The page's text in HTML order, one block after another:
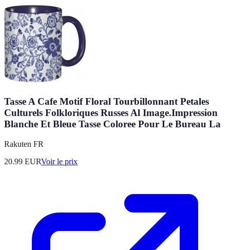
Tasse A Cafe Motif Floral Tourbillonnant Petales
Culturels Folkloriques Russes Al Image.Impression
Blanche Et Bleue Tasse Coloree Pour Le Bureau La
Rakuten FR
20.99 EURVoir le prix